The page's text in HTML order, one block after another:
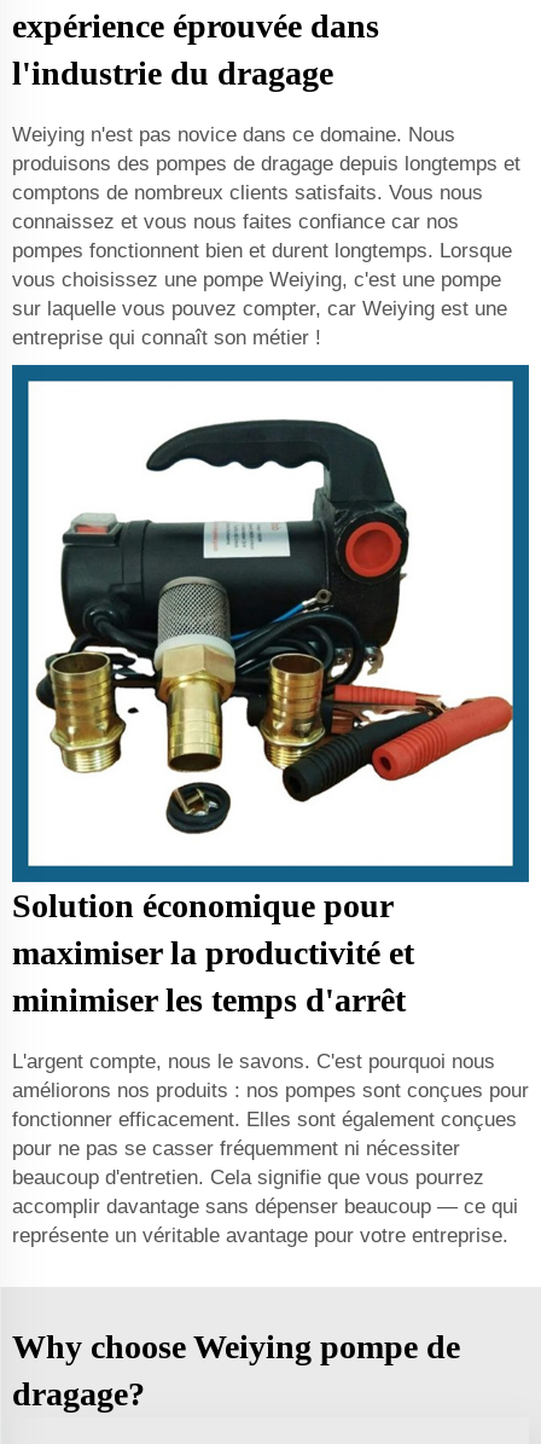
expérience éprouvée dans
l'industrie du dragage
Weiying n'est pas novice dans ce domaine. Nous
produisons des pompes de dragage depuis longtemps et
comptons de nombreux clients satisfaits. Vous nous
connaissez et vous nous faites confiance car nos
pompes fonctionnent bien et durent longtemps. Lorsque
vous choisissez une pompe Weiying, c'est une pompe
sur laquelle vous pouvez compter, car Weiying est une
entreprise qui connaît son métier !
Solution économique pour
maximiser la productivité et
minimiser les temps d'arrêt
L'argent compte, nous le savons. C'est pourquoi nous
améliorons nos produits : nos pompes sont conçues pour
fonctionner efficacement. Elles sont également conçues
pour ne pas se casser fréquemment ni nécessiter
beaucoup d'entretien. Cela signifie que vous pourrez
accomplir davantage sans dépenser beaucoup — ce qui
représente un véritable avantage pour votre entreprise.
Why choose Weiying pompe de
dragage?